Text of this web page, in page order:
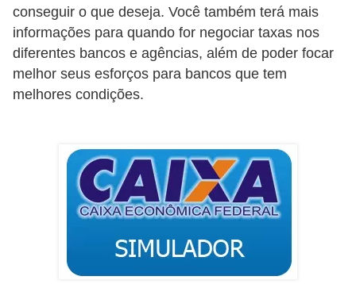
conseguir o que deseja. Você também terá mais
informações para quando for negociar taxas nos
diferentes bancos e agências, além de poder focar
melhor seus esforços para bancos que tem
melhores condições.
C
â
m
b